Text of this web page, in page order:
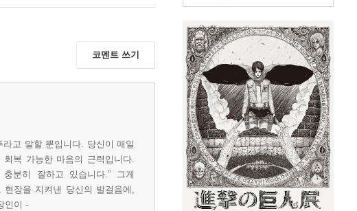
코멘트 쓰기
라고 말할 뿐입니다. 당신이 매일
복 가능한 마음의 근력입니다.
분히 잘하고 있습니다.” 그게
장을 지켜낸 당신의 발걸음에,
인이 -